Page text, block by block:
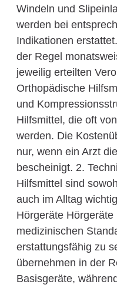
Windeln und
werden bei
Indikationen
der Regel
jeweilig erteilten
Orthopädische
und
Hilfsmittel, die oft
werden. Die
nur, wenn ein Arzt
bescheinigt. 2.
Hilfsmittel sind
auch im Alltag
Hörgeräte
medizinischen
erstattungsfähig zu
übernehmen in der
Basisgeräte,